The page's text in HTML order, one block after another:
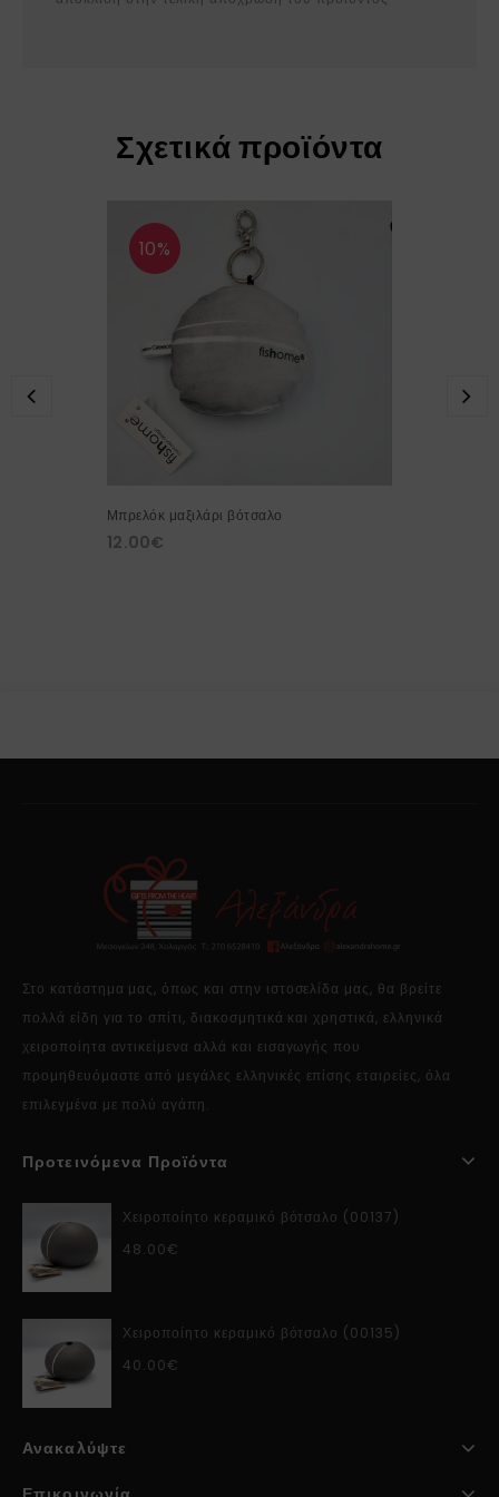
Σχετικά προϊόντα
10%
Μπρελόκ μαξιλάρι βότσαλο
12.00€
Στο κατάστημα μας, όπως και στην ιστοσελίδα μας, θα βρείτε
πολλά είδη για το σπίτι, διακοσμητικά και χρηστικά, ελληνικά
χειροποίητα αντικείμενα αλλά και εισαγωγής που
προμηθευόμαστε από μεγάλες ελληνικές επίσης εταιρείες, όλα
επιλεγμένα με πολύ αγάπη.
Προτεινόμενα Προϊόντα
Χειροποίητο κεραμικό βότσαλο (00137)
48.00€
Χειροποίητο κεραμικό βότσαλο (00135)
40.00€
Ανακαλύψτε